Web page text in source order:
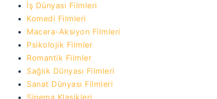
İş Dünyası Filmleri
Komedi Filmleri
Macera-Aksiyon Filmleri
Psikolojik Filmler
Romantik Filmler
Sağlık Dünyası Filmleri
Sanat Dünyası Filmleri